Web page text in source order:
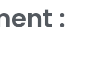
: